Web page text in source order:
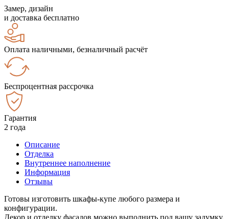
Замер, дизайн
и доставка бесплатно
Оплата наличными, безналичный расчёт
Беспроцентная рассрочка
Гарантия
2 года
Описание
Отделка
Внутреннее наполнение
Информация
Отзывы
Готовы изготовить шкафы-купе любого размера и
конфигурации.
Декор и отделку фасадов можно выполнить под вашу задумку.